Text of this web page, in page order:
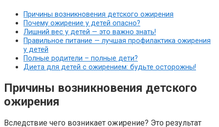
Причины возникновения детского ожирения
Почему ожирение у детей опасно?
Лишний вес у детей — это важно знать!
Правильное питание — лучшая профилактика ожирения
у детей
Полные родители – полные дети?
Диета для детей с ожирением: будьте осторожны!
Причины возникновения детского
ожирения
Вследствие чего возникает ожирение? Это результат